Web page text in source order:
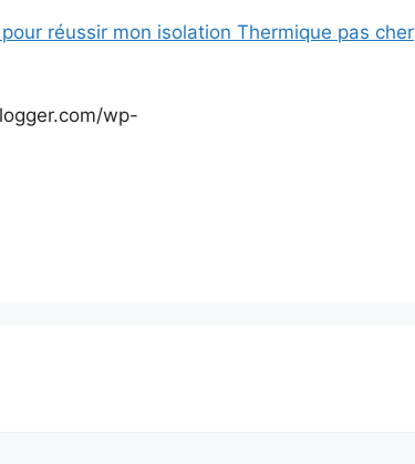
réussir mon isolation Thermique pas cher
wp-